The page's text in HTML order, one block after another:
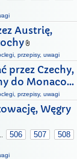
Austrię,
przepisy, uwagi
przez Czechy,
do Monaco...
przepisy, uwagi
Węgry
506 507 508